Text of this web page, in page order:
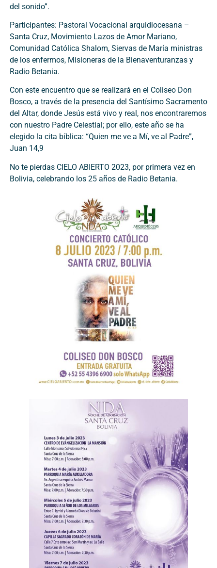
del sonido”.
Participantes: Pastoral Vocacional arquidiocesana –
Santa Cruz, Movimiento Lazos de Amor Mariano,
Comunidad Católica Shalom, Siervas de María ministras
de los enfermos, Misioneras de la Bienaventuranzas y
Radio Betania.
Con este encuentro que se realizará en el Coliseo Don
Bosco, a través de la presencia del Santísimo Sacramento
del Altar, donde Jesús está vivo y real, nos encontraremos
con nuestro Padre Celestial; por ello, este año se ha
elegido la cita bíblica: “Quien me ve a Mí, ve al Padre”,
Juan 14,9
No te pierdas CIELO ABIERTO 2023, por primera vez en
Bolivia, celebrando los 25 años de Radio Betania.